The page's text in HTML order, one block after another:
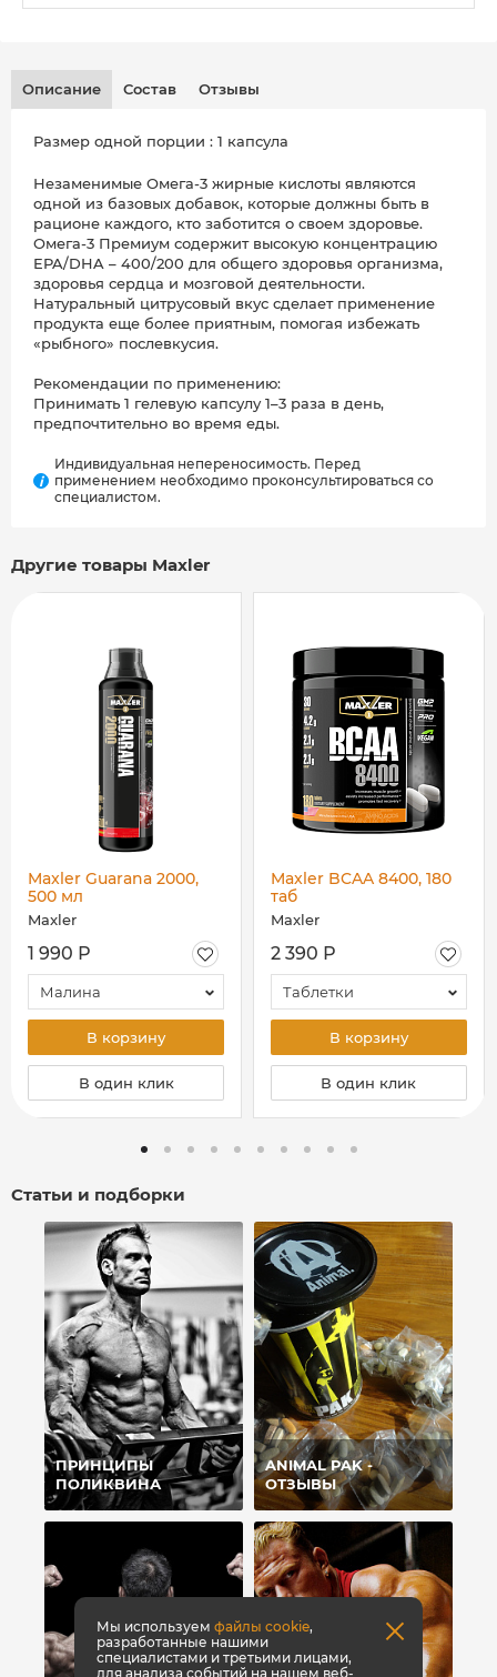
Описание Состав Отзывы
Размер одной порции : 1 капсула
Незаменимые Омега-3 жирные кислоты являются
одной из базовых добавок, которые должны быть в
рационе каждого, кто заботится о своем здоровье.
Омега-3 Премиум содержит высокую концентрацию
EPA/DHA – 400/200 для общего здоровья организма,
здоровья сердца и мозговой деятельности.
Натуральный цитрусовый вкус сделает применение
продукта еще более приятным, помогая избежать
«рыбного» послевкусия.
Рекомендации по применению:
Принимать 1 гелевую капсулу 1–3 раза в день,
предпочтительно во время еды.
i
Индивидуальная непереносимость. Перед
применением необходимо проконсультироваться со
специалистом.
Другие товары Maxler
Maxler Guarana 2000,
500 мл
Maxler
1 990 Р
Малина
В корзину
В один клик
Maxler BCAA 8400, 180
таб
Maxler
2 390 Р
Таблетки
В корзину
В один клик
Статьи и подборки
ПРИНЦИПЫ
ПОЛИКВИНА
ANIMAL PAK -
ОТЗЫВЫ
Мы используемфайлы cookie,
разработанные нашими
специалистами и третьими лицами,
для анализа событий на нашем веб-